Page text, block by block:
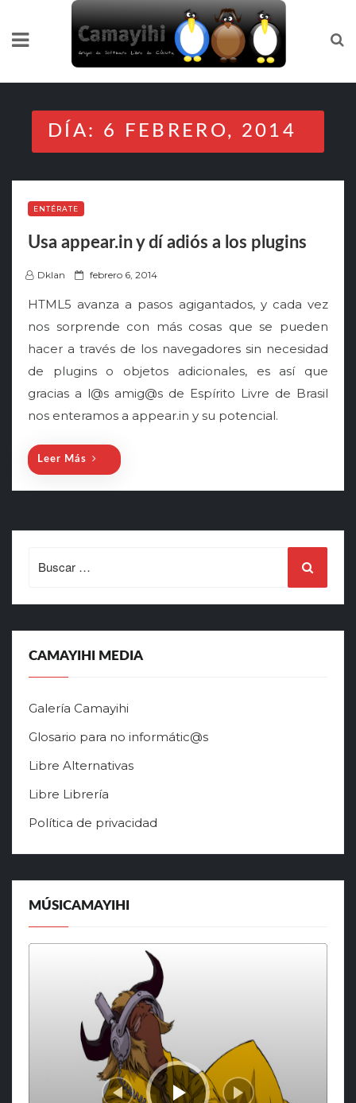
DÍA: 6 FEBRERO, 2014
ENTÉRATE
Usa appear.in y dí adiós a los plugins
Dklan
P
s
t
e
d
febrero 6, 2014
HTML5 avanza a pasos agigantados, y cada vez
nos sorprende con más cosas que se pueden
hacer a través de los navegadores sin necesidad
de plugins o objetos adicionales, es así que
gracias a l@s amig@s de Espírito Livre de Brasil
nos enteramos a appear.in y su potencial.
Leer Más
for:
CAMAYIHI MEDIA
Galería Camayihi
Glosario para no informátic@s
Libre Alternativas
Libre Librería
Política de privacidad
MÚSICAMAYIHI
Reproductor